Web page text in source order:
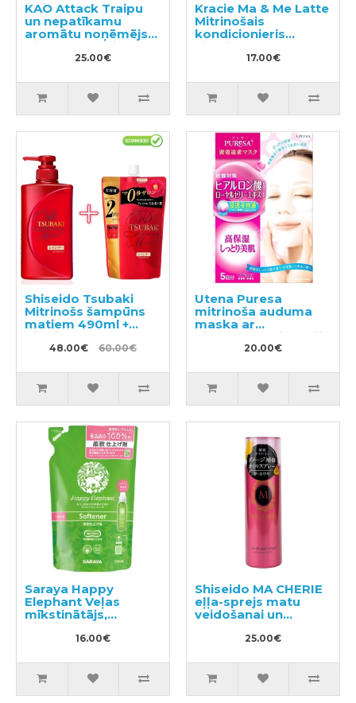
KAO Attack Traipu
un nepatīkamu
aromātu noņēmējs
pirms mazgāšanas
pildviela 720ml
25.00€
Kracie Ma & Me Latte
Mitrinošais
kondicionieris
pildviela 360g
17.00€
Shiseido Tsubaki
Mitrinošs šampūns
matiem 490ml +
pildviela 660ml
48.00€ 60.00€
Utena Puresa
mitrinoša auduma
maska ar
hialuronskābi un bišu
māšu peru pieniņu
20.00€
Saraya Happy
Elephant Veļas
mīkstinātājs,
pildviela 540ml
16.00€
Shiseido MA CHERIE
eļļa-sprejs matu
veidošanai un
25.00€